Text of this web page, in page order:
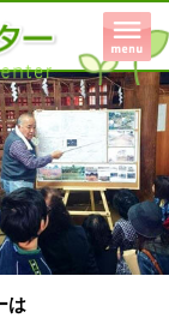
は